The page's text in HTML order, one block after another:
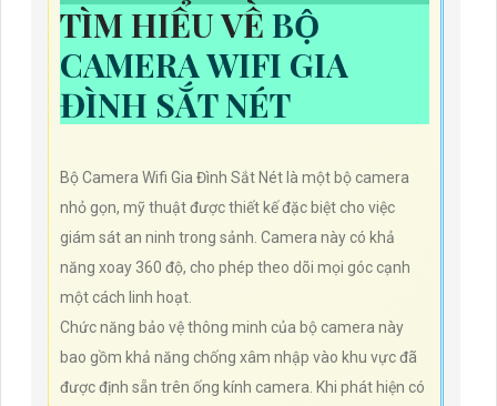
TÌM HIỂU VỀ BỘ
CAMERA WIFI GIA
ĐÌNH SẮT NÉT
Bộ Camera Wifi Gia Đình Sắt Nét là một bộ camera
nhỏ gọn, mỹ thuật được thiết kế đặc biệt cho việc
giám sát an ninh trong sảnh. Camera này có khả
năng xoay 360 độ, cho phép theo dõi mọi góc cạnh
một cách linh hoạt.
Chức năng bảo vệ thông minh của bộ camera này
bao gồm khả năng chống xâm nhập vào khu vực đã
được định sẵn trên ống kính camera. Khi phát hiện có